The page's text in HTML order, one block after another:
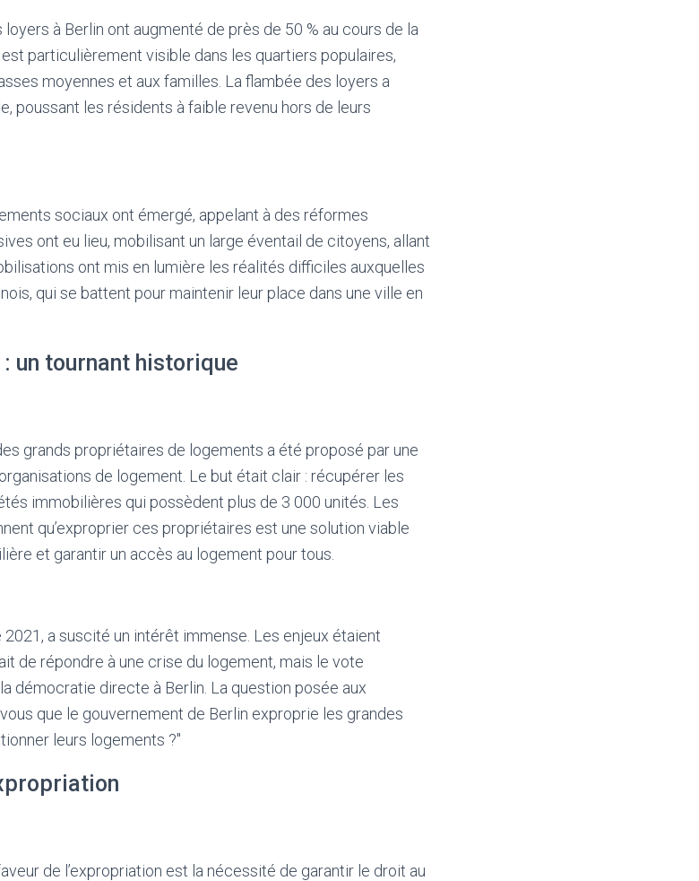
à Berlin ont augmenté de près de 50 % au cours de la
particulièrement visible dans les quartiers populaires,
moyennes et aux familles. La flambée des loyers a
poussant les résidents à faible revenu hors de leurs
sociaux ont émergé, appelant à des réformes
ont eu lieu, mobilisant un large éventail de citoyens, allant
ont mis en lumière les réalités difficiles auxquelles
qui se battent pour maintenir leur place dans une ville en
un tournant historique
grands propriétaires de logements a été proposé par une
de logement. Le but était clair : récupérer les
immobilières qui possèdent plus de 3 000 unités. Les
qu’exproprier ces propriétaires est une solution viable
et garantir un accès au logement pour tous.
a suscité un intérêt immense. Les enjeux étaient
de répondre à une crise du logement, mais le vote
démocratie directe à Berlin. La question posée aux
que le gouvernement de Berlin exproprie les grandes
leurs logements ?"
de l’expropriation est la nécessité de garantir le droit au